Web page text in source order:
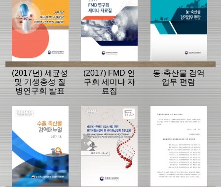
(2017년) 세균성
및 기생충성 질
병연구회 발표
(2017) FMD 연
구회 세미나 자
료집
동·축산물 검역
업무 편람